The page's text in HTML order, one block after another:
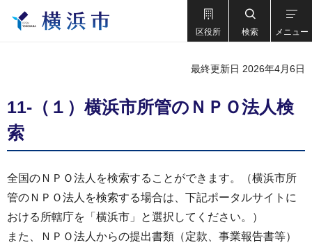
区役所 検索 メニュー
最終更新日 2026年4月6日
11-（１）横浜市所管のＮＰＯ法人検
索
全国のＮＰＯ法人を検索することができます。（横浜市所
管のＮＰＯ法人を検索する場合は、下記ポータルサイトに
おける所轄庁を「横浜市」と選択してください。）
また、ＮＰＯ法人からの提出書類（定款、事業報告書等）